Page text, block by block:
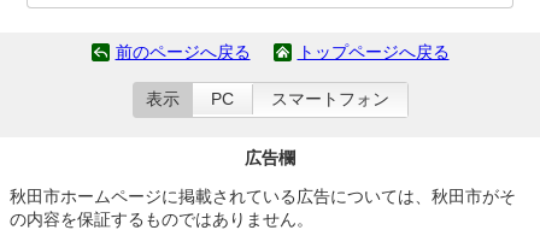
前のページへ戻る トップページへ戻る
表示 PC スマートフォン
広告欄
秋田市ホームページに掲載されている広告については、秋田市がそ
の内容を保証するものではありません。